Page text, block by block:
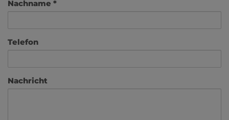
Nachname
Telefon
Nachricht